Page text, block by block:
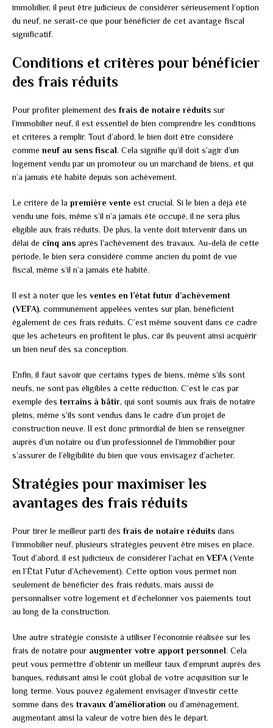
immobilier, il peut être judicieux de considérer sérieusement l’option
du neuf, ne serait-ce que pour bénéficier de cet avantage fiscal
significatif.
Conditions et critères pour bénéficier
des frais réduits
Pour profiter pleinement des frais de notaire réduits sur
l’immobilier neuf, il est essentiel de bien comprendre les conditions
et critères à remplir. Tout d’abord, le bien doit être considéré
comme neuf au sens fiscal. Cela signifie qu’il doit s’agir d’un
logement vendu par un promoteur ou un marchand de biens, et qui
n’a jamais été habité depuis son achèvement.
Le critère de la première vente est crucial. Si le bien a déjà été
vendu une fois, même s’il n’a jamais été occupé, il ne sera plus
éligible aux frais réduits. De plus, la vente doit intervenir dans un
délai de cinq ans après l’achèvement des travaux. Au-delà de cette
période, le bien sera considéré comme ancien du point de vue
fiscal, même s’il n’a jamais été habité.
Il est à noter que les ventes en l’état futur d’achèvement
(VEFA), communément appelées ventes sur plan, bénéficient
également de ces frais réduits. C’est même souvent dans ce cadre
que les acheteurs en profitent le plus, car ils peuvent ainsi acquérir
un bien neuf dès sa conception.
Enfin, il faut savoir que certains types de biens, même s’ils sont
neufs, ne sont pas éligibles à cette réduction. C’est le cas par
exemple des terrains à bâtir, qui sont soumis aux frais de notaire
pleins, même s’ils sont vendus dans le cadre d’un projet de
construction neuve. Il est donc primordial de bien se renseigner
auprès d’un notaire ou d’un professionnel de l’immobilier pour
s’assurer de l’éligibilité du bien que vous envisagez d’acheter.
Stratégies pour maximiser les
avantages des frais réduits
Pour tirer le meilleur parti des frais de notaire réduits dans
l’immobilier neuf, plusieurs stratégies peuvent être mises en place.
Tout d’abord, il est judicieux de considérer l’achat enVEFA(Vente
en l’État Futur d’Achèvement). Cette option vous permet non
seulement de bénéficier des frais réduits, mais aussi de
personnaliser votre logement et d’échelonner vos paiements tout
au long de la construction.
Une autre stratégie consiste à utiliser l’économie réalisée sur les
frais de notaire pour augmenter votre apport personnel. Cela
peut vous permettre d’obtenir un meilleur taux d’emprunt auprès des
banques, réduisant ainsi le coût global de votre acquisition sur le
long terme. Vous pouvez également envisager d’investir cette
somme dans des travaux d’amélioration ou d’aménagement,
augmentant ainsi la valeur de votre bien dès le départ.